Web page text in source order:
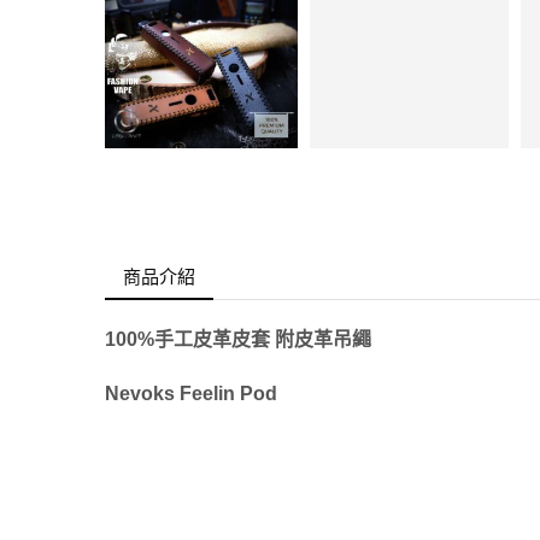
商品介紹
100%手工皮革皮套 附皮革吊繩
Nevoks Feelin Pod